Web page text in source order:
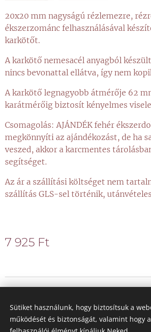
20x20 mm nagyságú rézlemezre,
ékszerzománc felhasználásával
karkötőt.
A karkötő nemesacél anyagból
nincs bevonattal ellátva, így nem
A karkötő legnagyobb átmérője 62
karátmérőig biztosít kényelmes
Csomagolás: AJÁNDÉK fehér
megkönnyíti az ajándékozást, de ha
veszed, akkor a karcmentes
segítséget.
Az ár a szállítási költséget nem
szállítás GLS-sel történik,
7 925 Ft
Sütik
Sütiket használunk, hogy biztosítsuk a
működését és biztonságát, valamint hogy